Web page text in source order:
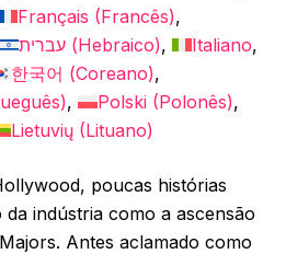
Français (Francês)
עברית (Hebraico)
Italiano
한국어 (Coreano)
) Polski (Polonês)
Lietuvių (Lituano)
poucas histórias
indústria como a ascensão
Antes aclamado como